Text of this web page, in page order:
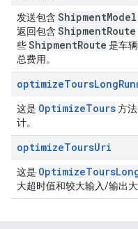
发送包含 ShipmentModel
返回包含 ShipmentRoute
些ShipmentRoute 是车
总费用。
optimizeToursLong
这是 OptimizeTours方
计。
optimizeToursUri
这是 OptimizeTours
大超时值和较大输入/输出大